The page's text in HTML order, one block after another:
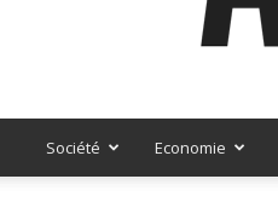
Société Economie